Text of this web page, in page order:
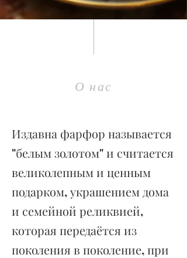
О нас
Издавна фарфор называется
"белым золотом" и считается
великолепным и ценным
подарком, украшением дома
и семейной реликвией,
которая передаётся из
поколения в поколение, при